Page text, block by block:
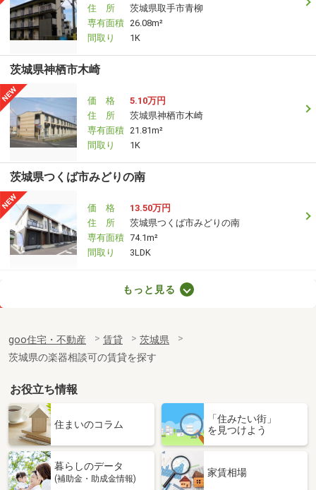
住 所
茨城県取手市青柳
専有面積 26.08m²
間取り
1K
茨城県神栖市木崎
価 格
5.10万円
住 所
茨城県神栖市木崎
専有面積 21.81m²
間取り
1K
茨城県つくば市みどりの南
価 格
13.50万円
住 所
茨城県つくば市みどりの南
専有面積 74.1m²
間取り
3LDK
専有面積
30.03m²
間取り
ワンルーム
茨城県古河市東２
価 格
7.50万円
茨城県古河市東２
専有面積 40.27m²
間取り
もっと見る
goo住宅・不動産 賃貸
茨城県
茨城県の楽器相談可の賃貸を探す
お役立ち情報
住まいのコラム
「住みたい街」
を見つけよう
暮らしのデータ
(補助金・助成金情報)
家賃相場